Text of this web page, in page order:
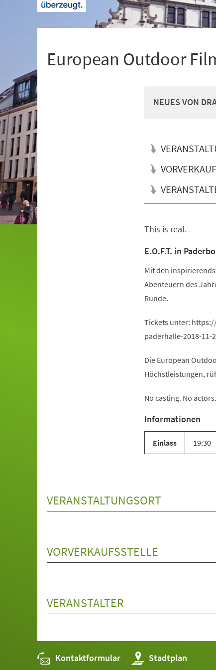
European Outdoor
NEUES VON
This is real.
E.O.F.T. in
Mit den
Abenteuern des
Runde.
Tickets unter:
paderhalle-2018-11-
Die European
Höchstleistungen,
No casting. No
Informationen
Einlass 19:30
VERANSTALTUNGSORT
VORVERKAUFSSTELLE
VERANSTALTER
Kontaktformular Stadtplan
(Öffnet
in